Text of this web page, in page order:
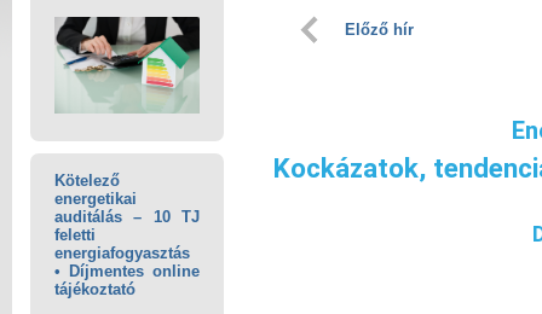
Kötelező
energetikai
auditálás – 10 TJ
feletti
energiafogyasztás
• Díjmentes online
tájékoztató
Előző hír
Kockázatok,